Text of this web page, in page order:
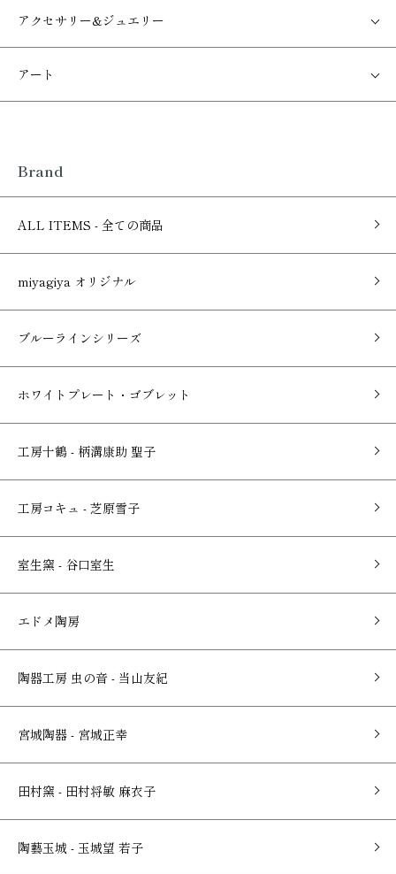
アクセサリー&ジュエリー
アート
Brand
ALL ITEMS - 全ての商品
miyagiya オリジナル
ブルーラインシリーズ
ホワイトプレート・ゴブレット
工房十鶴 - 柄溝康助 聖子
工房コキュ - 芝原雪子
室生窯 - 谷口室生
エドメ陶房
陶器工房 虫の音 - 当山友紀
宮城陶器 - 宮城正幸
田村窯 - 田村将敏 麻衣子
陶藝玉城 - 玉城望 若子